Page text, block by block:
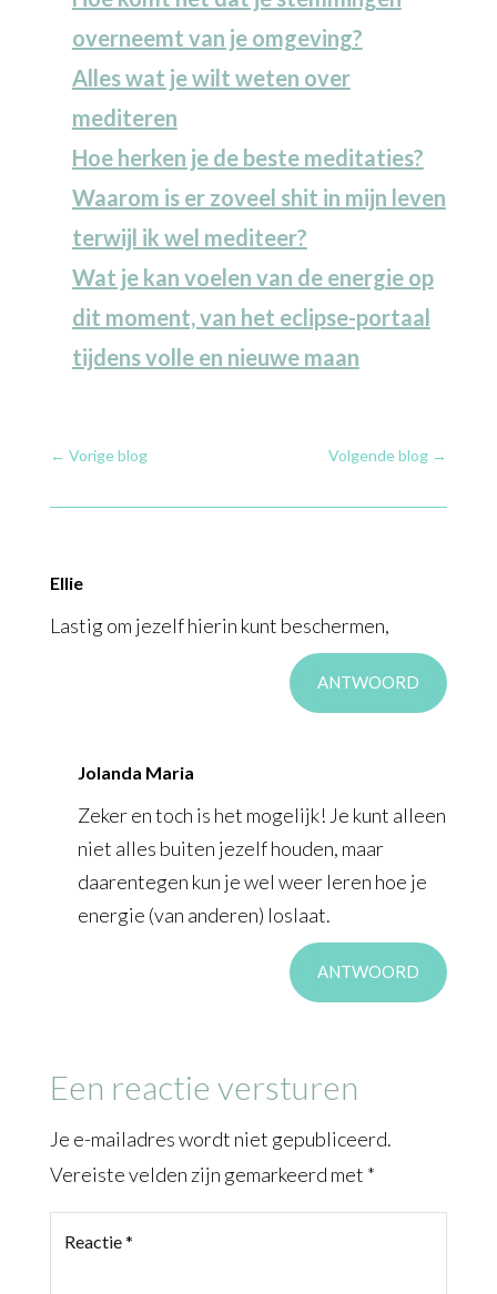
overneemt van je omgeving?
Alles wat je wilt weten over
mediteren
Hoe herken je de beste meditaties?
Waarom is er zoveel shit in mijn leven
terwijl ik wel mediteer?
Wat je kan voelen van de energie op
dit moment, van het eclipse-portaal
tijdens volle en nieuwe maan
← Vorige blog Volgende blog →
Ellie
Lastig om jezelf hierin kunt beschermen,
ANTWOORD
Jolanda Maria
Zeker en toch is het mogelijk! Je kunt alleen
niet alles buiten jezelf houden, maar
daarentegen kun je wel weer leren hoe je
energie (van anderen) loslaat.
ANTWOORD
Een reactie versturen
Je e-mailadres wordt niet gepubliceerd.
Vereiste velden zijn gemarkeerd met *